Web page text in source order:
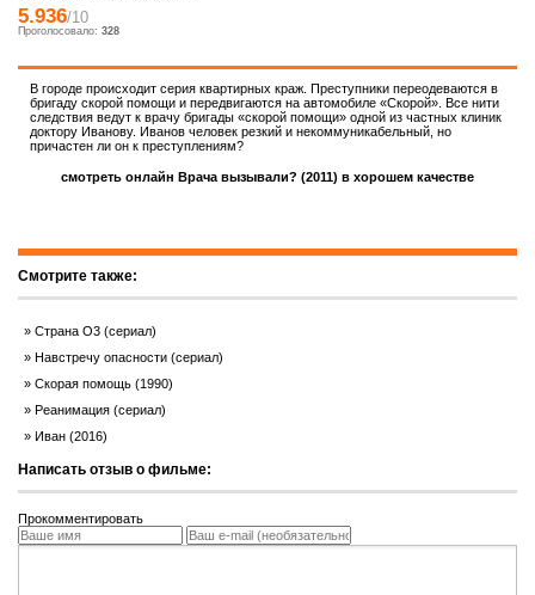
5.936/10
Проголосовало: 328
В городе происходит серия квартирных краж. Преступники переодеваются в
бригаду скорой помощи и передвигаются на автомобиле «Скорой». Все нити
следствия ведут к врачу бригады «скорой помощи» одной из частных клиник
доктору Иванову. Иванов человек резкий и некоммуникабельный, но
причастен ли он к преступлениям?
смотреть онлайн Врача вызывали? (2011) в хорошем качестве
Смотрите также:
Страна О3 (сериал)
Навстречу опасности (сериал)
Скорая помощь (1990)
Реанимация (сериал)
Иван (2016)
Написать отзыв о фильме:
Прокомментировать